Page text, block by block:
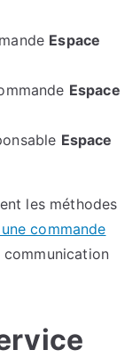
Espace
Espace
Espace
les méthodes
commande